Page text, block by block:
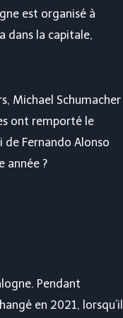
est organisé à
dans la capitale,
Michael Schumacher
ont remporté le
de Fernando Alonso
année ?
Pendant
en 2021, lorsqu’il